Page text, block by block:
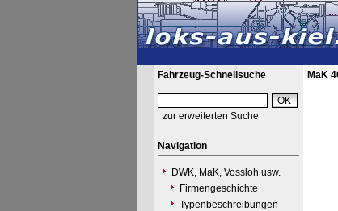
Fahrzeug-Schnellsuche
zur erweiterten Suche
Navigation
DWK, MaK, Vossloh usw.
Firmengeschichte
Typenbeschreibungen
MaK